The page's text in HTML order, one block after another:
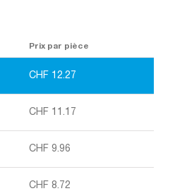
Prix par pièce
CHF 12.27
CHF 11.17
CHF 9.96
CHF 8.72